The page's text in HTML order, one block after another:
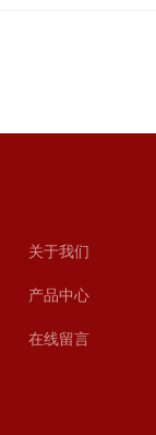
关于我们
产品中心
在线留言